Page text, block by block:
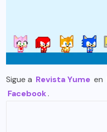
Sigue a Revista Yume en
Facebook.